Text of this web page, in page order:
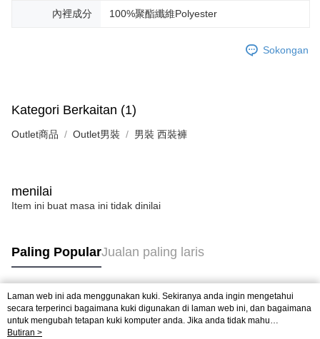
內裡成分 100%聚酯纖維Polyester
Sokongan
Kategori Berkaitan (1)
Outlet商品 Outlet男裝 男裝 西裝褲
menilai
Item ini buat masa ini tidak dinilai
Paling PopularJualan paling laris
Tag Popular
Laman web ini ada menggunakan kuki. Sekiranya anda ingin mengetahui
secara terperinci bagaimana kuki digunakan di laman web ini, dan bagaimana
untuk mengubah tetapan kuki komputer anda. Jika anda tidak mahu
menggunakan kuki di komputer anda, sila rujuk penerangan mengenai kuki.
Butiran >